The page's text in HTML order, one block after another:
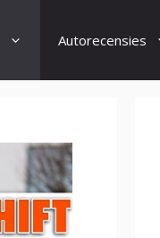
Autorecensies